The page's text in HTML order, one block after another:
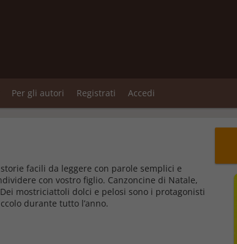
Per gli autori Registrati Accedi
facili da leggere con parole semplici e
con vostro figlio. Canzoncine di Natale,
mostriciattoli dolci e pelosi sono i protagonisti
durante tutto l’anno.